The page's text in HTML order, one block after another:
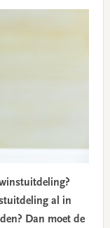
al in
Dan moet de